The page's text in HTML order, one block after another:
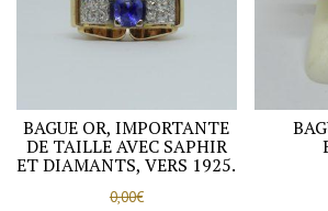
BAGUE OR, IMPORTANTE
DE TAILLE AVEC SAPHIR
ET DIAMANTS, VERS 1925.
0,00€